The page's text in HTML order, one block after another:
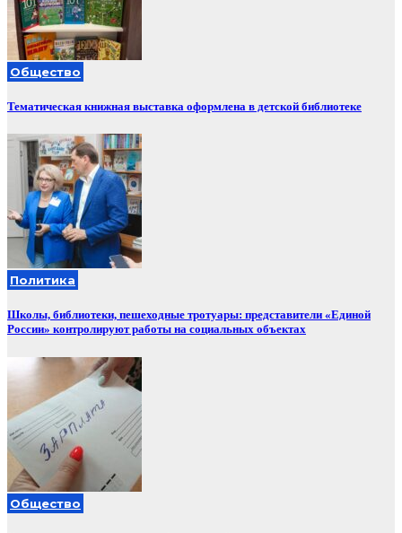
Общество
Тематическая книжная выставка оформлена в детской библиотеке
Политика
Школы, библиотеки, пешеходные тротуары: представители «Единой
России» контролируют работы на социальных объектах
Общество